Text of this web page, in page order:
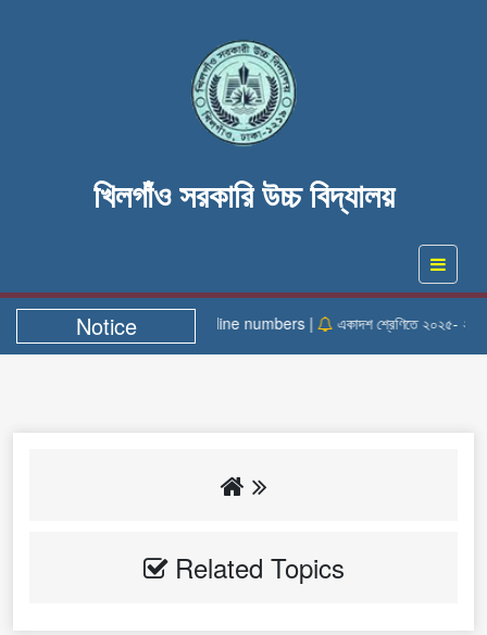
খিলগাঁও সরকারি উচ্চ বিদ্যালয়
Notice Helpline numbers | একাদশ শ্রেণিতে ২০২৫- ২০২৬
Related Topics